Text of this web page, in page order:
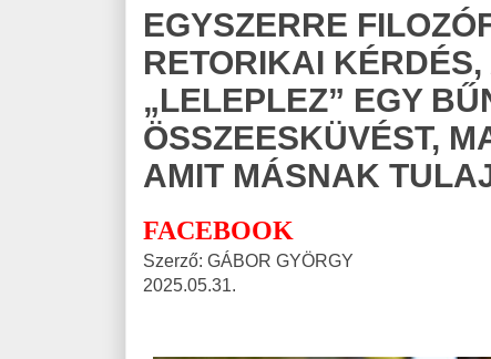
EGYSZERRE
RETORIKAI
„LELEPLEZ” EGY
ÖSSZEESKÜVÉST,
AMIT MÁSNAK
FACEBOOK
Szerző: GÁBOR GYÖRGY
2025.05.31.